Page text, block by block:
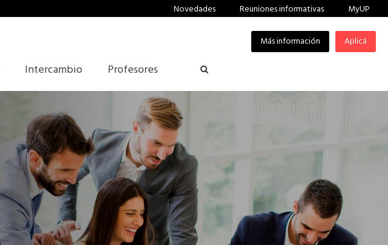
Novedades Reuniones informativas MyUP
Aplicá
Más información
Intercambio Profesores